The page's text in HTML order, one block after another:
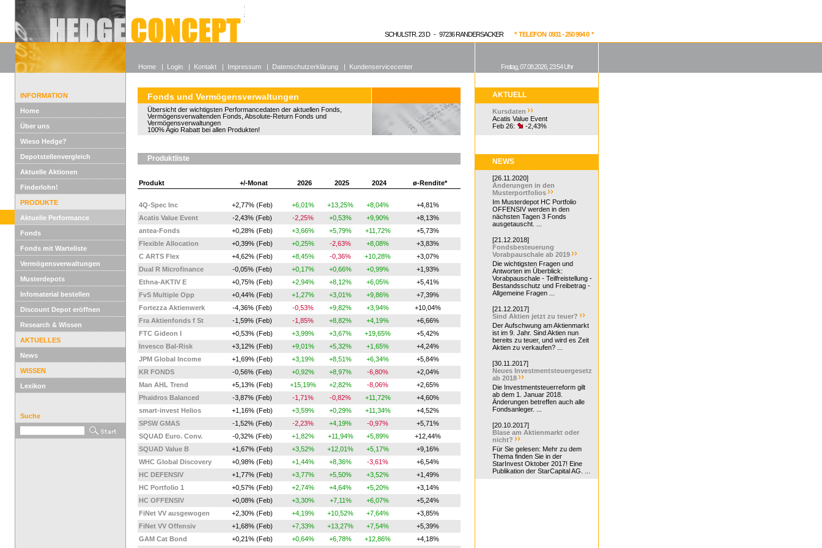
Alle offenen Fonds
Wieso Hedgefonds?
SCHULSTR. 23 D - 97236 RANDERSACKER * TELEFON 0931 - 250 994 0 *
INFORMATION
Home
Über uns
Wieso Hedge?
Depotstellenvergleich
Aktuelle Aktionen
Finderlohn!
PRODUKTE
Aktuelle Performance
Fonds
Fonds mit Warteliste
Vermögensverwaltungen
Musterdepots
Infomaterial bestellen
Discount Depot eröffnen
Research & Wissen
AKTUELLES
News
WISSEN
Lexikon
Suche
Fonds und Vermögensverwaltungen
Übersicht der wichtigsten Performancedaten der aktuellen Fonds,
Vermögensverwaltenden Fonds, Absolute-Return Fonds und
Vermögensverwaltungen
100% Agio Rabatt bei allen Produkten!
Produktliste
Produkt +/-Monat 2026 2025 2024 ø-Rendite*
4Q-Spec Inc +2,77% (Feb) +6,01% +13,25% +8,04%
+4,81%
Acatis Value Event
-2,43% (Feb) -2,25% +0,53% +9,90%
+8,13%
antea-Fonds
+0,28% (Feb) +3,66% +5,79% +11,72%
+5,73%
Flexible Allocation
+0,39% (Feb) +0,25% -2,63% +8,08%
+3,83%
C ARTS Flex
+4,62% (Feb) +8,45% -0,36% +10,28%
+3,07%
Dual R Microfinance
-0,05% (Feb) +0,17% +0,66% +0,99%
+1,93%
Ethna-AKTIV E
+0,75% (Feb) +2,94% +8,12% +6,05%
+5,41%
FvS Multiple Opp
+0,44% (Feb) +1,27% +3,01% +9,86%
+7,39%
Fortezza Aktienwerk
-4,36% (Feb) -0,53% +9,82% +3,94%
+10,04%
Fra Aktienfonds f St
-1,59% (Feb) -1,85% +8,82% +4,19%
+6,66%
FTC Gideon I
+0,53% (Feb) +3,99% +3,67% +19,65%
+5,42%
Invesco Bal-Risk
+3,12% (Feb) +9,01% +5,32% +1,65%
+4,24%
JPM Global Income
+1,69% (Feb) +3,19% +8,51% +6,34%
+5,84%
KR FONDS
-0,56% (Feb) +0,92% +8,97% -6,80%
+2,04%
Man AHL Trend
+5,13% (Feb) +15,19% +2,82% -8,06%
+2,65%
Phaidros Balanced
-3,87% (Feb) -1,71% -0,82% +11,72%
+4,60%
smart-invest Helios
+1,16% (Feb) +3,59% +0,29% +11,34%
+4,52%
SPSW GMAS
-1,52% (Feb) -2,23% +4,19% -0,97%
+5,71%
SQUAD Euro. Conv.
-0,32% (Feb) +1,82% +11,94% +5,89%
+12,44%
SQUAD Value B
+1,67% (Feb) +3,52% +12,01% +5,17%
+9,16%
WHC Global Discovery
+0,98% (Feb) +1,44% +8,36% -3,61%
+6,54%
HC DEFENSIV
+1,77% (Feb) +3,77% +5,50% +3,52%
+1,49%
HC Portfolio 1
+0,57% (Feb) +2,74% +4,64% +5,20%
+3,14%
HC OFFENSIV
+0,08% (Feb) +3,30% +7,11% +6,07%
+5,24%
FiNet VV ausgewogen
+2,30% (Feb) +4,19% +10,52% +7,64%
+3,85%
FiNet VV Offensiv
+1,68% (Feb) +7,33% +13,27% +7,54%
+5,39%
GAM Cat Bond
+0,21% (Feb) +0,64% +6,78% +12,86% +4,18%
AKTUELL
Kursdaten
Acatis Value Event
Feb 26:
-2,43%
NEWS
[26.11.2020]
Änderungen in den
Musterportfolios
Im Musterdepot HC Portfolio
OFFENSIV werden in den
nächsten Tagen 3 Fonds
ausgetauscht. ...
[21.12.2018]
Fondsbesteuerung
Vorabpauschale ab 2019
Die wichtigsten Fragen und
Antworten im Überblick:
Vorabpauschale - Teilfreistellung -
Bestandsschutz und Freibetrag -
Allgemeine Fragen ...
[21.12.2017]
Sind Aktien jetzt zu teuer?
Der Aufschwung am Aktienmarkt
ist im 9. Jahr. Sind Aktien nun
bereits zu teuer, und wird es Zeit
Aktien zu verkaufen? ...
[30.11.2017]
Neues Investmentsteuergesetz
ab 2018
Die Investmentsteuerreform gilt
ab dem 1. Januar 2018.
Änderungen betreffen auch alle
Fondsanleger. ...
[20.10.2017]
Blase am Aktienmarkt oder
nicht?
Für Sie gelesen: Mehr zu dem
Thema finden Sie in der
StarInvest Oktober 2017! Eine
Publikation der StarCapital AG. ...
Home | Login | Kontakt | Impressum | Datenschutzerklärung | Kundenservicecenter Freitag, 07.08.2026, 23:54 Uhr